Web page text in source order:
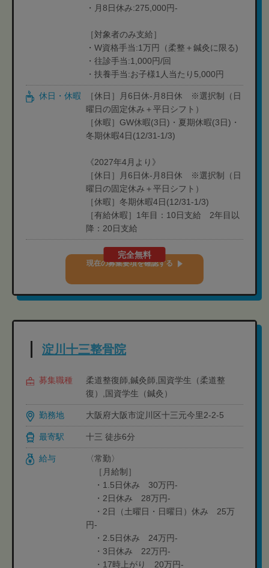
・月8日休み:275,000円-
［対象者のみ支給］
・W資格手当:1万円（柔整＋鍼灸に限る)
・往診手当:1,000円/回
・扶養手当:お子様1人当たり5,000円
休日・休暇
［休日］月6日休-月8日休 ※選択制（日
曜日の固定休み＋平日シフト）
［休暇］GW休暇(3日)・夏期休暇(3日)・
冬期休暇4日(12/31-1/3)
《2027年4月より》
［休日］月6日休-月8日休 ※選択制（日
曜日の固定休み＋平日シフト）
［休暇］冬期休暇4日(12/31-1/3)
［有給休暇］1年目：10日支給 2年目以
降：20日支給
完全無料
現在の募集要項を確認する
淀川十三整骨院
募集職種
柔道整復師,鍼灸師,国資学生（柔道整
復）,国資学生（鍼灸）
勤務地 大阪府大阪市淀川区十三元今里2-2-5
最寄駅 十三 徒歩6分
給与
〈常勤〉
［月給制］
・1.5日休み 30万円-
・2日休み 28万円-
・2日（土曜日・日曜日）休み 25万
円-
・2.5日休み 24万円-
・3日休み 22万円-
・17時上がり 20万円-